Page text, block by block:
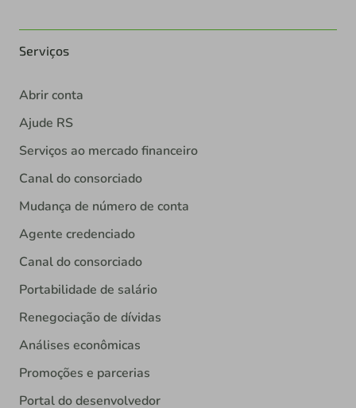
Serviços
Abrir conta
Ajude RS
Serviços ao mercado financeiro
Canal do consorciado
Mudança de número de conta
Agente credenciado
Canal do consorciado
Portabilidade de salário
Renegociação de dívidas
Análises econômicas
Promoções e parcerias
Portal do desenvolvedor